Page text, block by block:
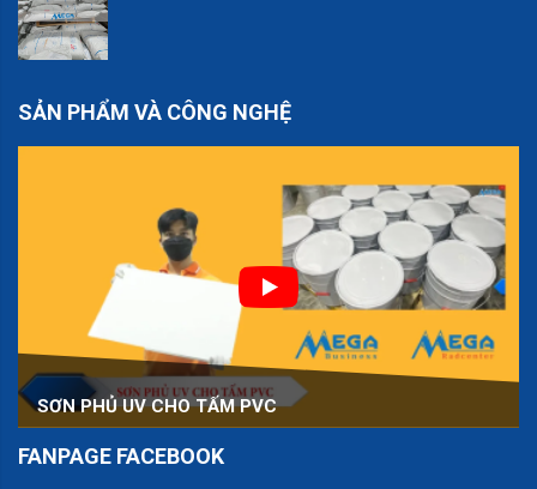
SẢN PHẨM VÀ CÔNG NGHỆ
SƠN PHỦ UV CHO TẤM PVC
FANPAGE FACEBOOK